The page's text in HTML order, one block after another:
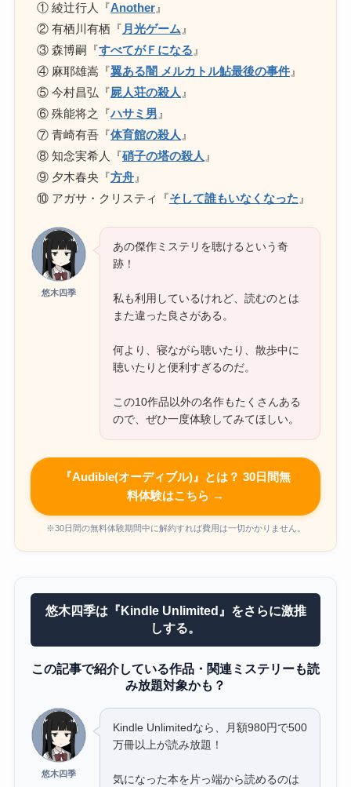
① 綾辻行人『Another』
② 有栖川有栖『 月光ゲーム 』
③ 森博嗣『すべてがＦになる 』
④ 麻耶雄嵩『翼ある闇 メルカトル鮎最後の事件』
⑤ 今村昌弘『屍人荘の殺人 』
⑥ 殊能将之『ハサミ男 』
⑦ 青崎有吾『体育館の殺人 』
⑧ 知念実希人『硝子の塔の殺人 』
⑨ 夕木春央『方舟』
⑩ アガサ・クリスティ『そして誰もいなくなった 』
悠木四季
あの傑作ミステリを聴けるという奇
跡！
私も利用しているけれど、読むのとは
また違った良さがある。
何より、寝ながら聴いたり、散歩中に
聴いたりと便利すぎるのだ。
この10作品以外の名作もたくさんある
ので、ぜひ一度体験してみてほしい。
『Audible(オーディブル)』とは？ 30日間無
料体験はこちら →
※30日間の無料体験期間中に解約すれば費用は一切かかりません。
悠木四季は『Kindle Unlimited』をさらに激推
しする。
この記事で紹介している作品・関連ミステリーも読
み放題対象かも？
悠木四季
Kindle Unlimitedなら、月額980円で500
万冊以上が読み放題！
気になった本を片っ端から読めるのは